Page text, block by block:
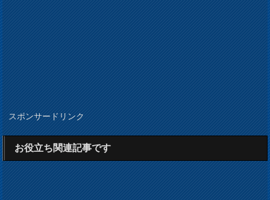
スポンサードリンク
お役立ち関連記事です